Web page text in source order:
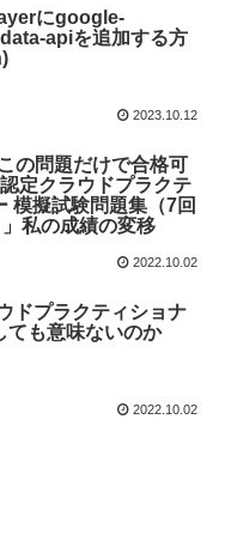
にgoogle-
apiを追加する方
2023.10.12
の問題だけで合格可
定クラウドプラクテ
模擬試験問題集（7回
私の成績の変移
2022.10.02
ドプラクティショナ
ても意味ないのか
2022.10.02